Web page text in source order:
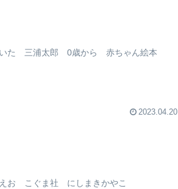
た 三浦太郎 0歳から 赤ちゃん絵本
2023.04.20
お こぐま社 にしまきかやこ